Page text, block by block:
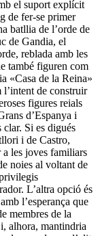
el suport explícit
de fer-se primer
batllia de l’orde de
de Gandia, el
reblada amb les
també figuren com
«Casa de la Reina»
de construir
figures reials
d’Espanya i
Si es digués
i de Castro,
les joves familiars
noies al voltant de
L’altra opció és
l’esperança que
membres de la
alhora, mantindria